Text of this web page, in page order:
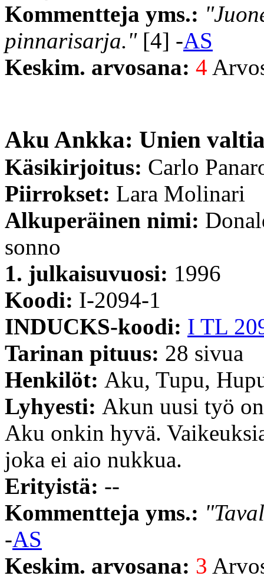
Kommentteja yms.:
pinnarisarja."[4] -AS
Keskim. arvosana: 4
Aku Ankka: Unien
Käsikirjoitus: Carlo
Piirrokset: Lara Molinari
Alkuperäinen nimi:
sonno
1. julkaisuvuosi: 1996
Koodi: I-2094-1
INDUCKS-koodi: I TL
Tarinan pituus: 28 sivua
Henkilöt: Aku, Tupu,
Lyhyesti: Akun uusi työ
Aku onkin hyvä.
joka ei aio nukkua.
Erityistä: --
Kommentteja yms.:
-AS
Keskim. arvosana: 3